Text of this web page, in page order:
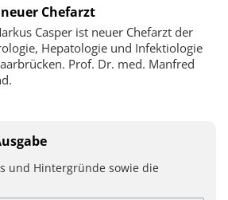
Chefarzt
Casper ist neuer Chefarzt der
Hepatologie und Infektiologie
Prof. Dr. med. Manfred
und Hintergründe sowie die